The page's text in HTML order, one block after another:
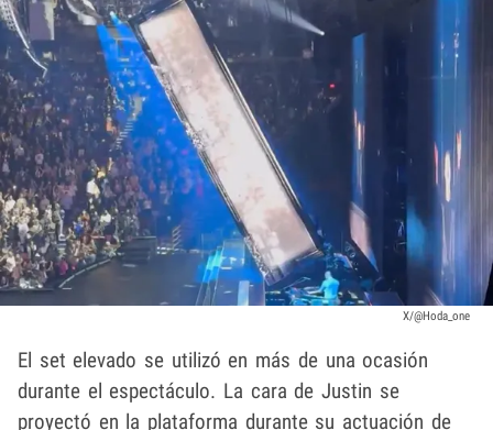
X/@Hoda_one
El set elevado se utilizó en más de una ocasión
durante el espectáculo. La cara de Justin se
proyectó en la plataforma durante su actuación de